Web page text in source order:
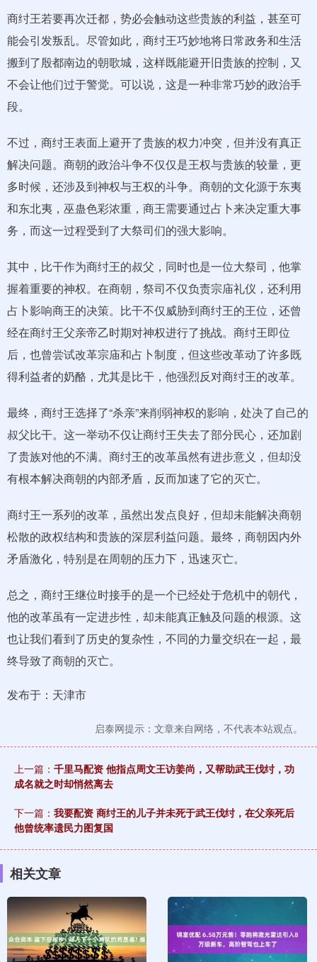
商纣王若要再次迁都，势必会触动这些贵族的利益，甚至可
能会引发叛乱。尽管如此，商纣王巧妙地将日常政务和生活
搬到了殷都南边的朝歌城，这样既能避开旧贵族的控制，又
不会让他们过于警觉。可以说，这是一种非常巧妙的政治手
段。
不过，商纣王表面上避开了贵族的权力冲突，但并没有真正
解决问题。商朝的政治斗争不仅仅是王权与贵族的较量，更
多时候，还涉及到神权与王权的斗争。商朝的文化源于东夷
和东北夷，巫蛊色彩浓重，商王需要通过占卜来决定重大事
务，而这一过程受到了大祭司们的强大影响。
其中，比干作为商纣王的叔父，同时也是一位大祭司，他掌
握着重要的神权。在商朝，祭司不仅负责宗庙礼仪，还利用
占卜影响商王的决策。比干不仅威胁到商纣王的王位，还曾
经在商纣王父亲帝乙时期对神权进行了挑战。商纣王即位
后，也曾尝试改革宗庙和占卜制度，但这些改革动了许多既
得利益者的奶酪，尤其是比干，他强烈反对商纣王的改革。
最终，商纣王选择了“杀亲”来削弱神权的影响，处决了自己的
叔父比干。这一举动不仅让商纣王失去了部分民心，还加剧
了贵族对他的不满。商纣王的改革虽然有进步意义，但却没
有根本解决商朝的内部矛盾，反而加速了它的灭亡。
商纣王一系列的改革，虽然出发点良好，但却未能解决商朝
松散的政权结构和贵族的深层利益问题。最终，商朝因内外
矛盾激化，特别是在周朝的压力下，迅速灭亡。
总之，商纣王继位时接手的是一个已经处于危机中的朝代，
他的改革虽有一定进步性，却未能真正触及问题的根源。这
也让我们看到了历史的复杂性，不同的力量交织在一起，最
终导致了商朝的灭亡。
发布于：天津市
启泰网提示：文章来自网络，不代表本站观点。
上一篇： 千里马配资 他指点周文王访姜尚，又帮助武王伐纣，功
成名就之时却悄然离去
下一篇： 我要配资 商纣王的儿子并未死于武王伐纣，在父亲死后
他曾统率遗民力图复国
相关文章